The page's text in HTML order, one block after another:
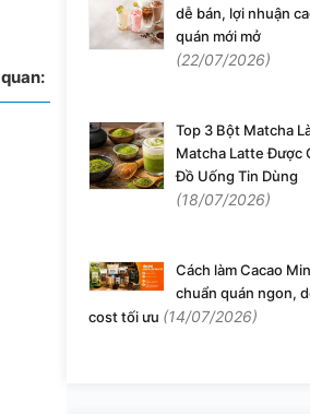
dễ bán, lợi nhuận
quán mới mở
(22/07/2026)
Top 3 Bột Matcha
Matcha Latte Được
Đồ Uống Tin Dùng
(18/07/2026)
Cách làm Cacao
chuẩn quán ngon,
cost tối ưu (14/07/2026)